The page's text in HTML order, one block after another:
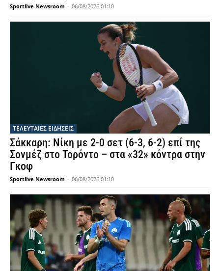
Sportlive Newsroom - 06/08/2026 01:10
ΤΕΛΕΥΤΑΙΕΣ ΕΙΔΗΣΕΙΣ
Σάκκαρη: Νίκη με 2-0 σετ (6-3, 6-2) επί της
Σονμέζ στο Τορόντο – στα «32» κόντρα στην
Γκοφ
Sportlive Newsroom - 06/08/2026 01:10